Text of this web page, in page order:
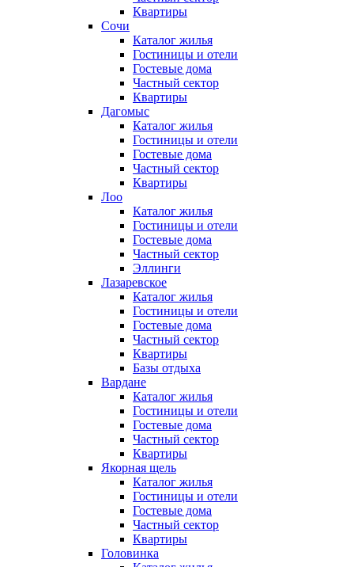
Квартиры
Сочи
Каталог жилья
Гостиницы и отели
Гостевые дома
Частный сектор
Квартиры
Дагомыс
Каталог жилья
Гостиницы и отели
Гостевые дома
Частный сектор
Квартиры
Лоо
Каталог жилья
Гостиницы и отели
Гостевые дома
Частный сектор
Эллинги
Лазаревское
Каталог жилья
Гостиницы и отели
Гостевые дома
Частный сектор
Квартиры
Базы отдыха
Вардане
Каталог жилья
Гостиницы и отели
Гостевые дома
Частный сектор
Квартиры
Якорная щель
Каталог жилья
Гостиницы и отели
Гостевые дома
Частный сектор
Квартиры
Головинка